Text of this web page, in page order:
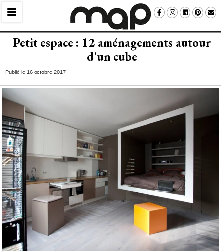
Petit espace : 12 aménagements autour
d'un cube
Publié le 16 octobre 2017